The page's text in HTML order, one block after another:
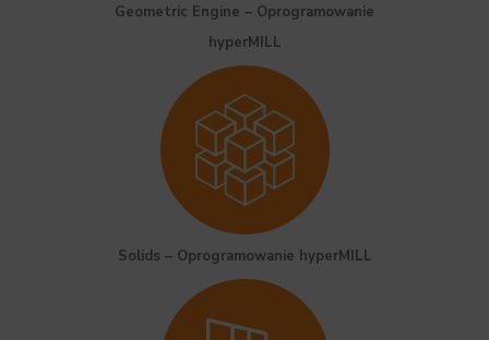
Geometric Engine – Oprogramowanie
hyperMILL
Solids – Oprogramowanie hyperMILL